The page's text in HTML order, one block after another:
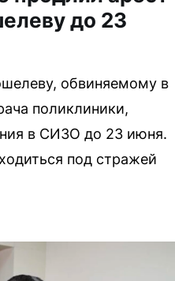
до 23
обвиняемому в
поликлиники,
в СИЗО до 23 июня.
под стражей